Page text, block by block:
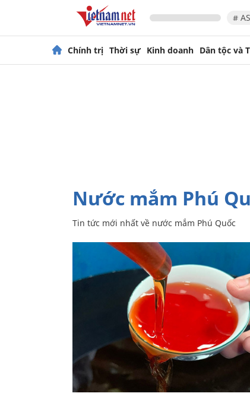
#
Chính trị Thời sự Kinh doanh Dân tộc và
nước mắm Phú
Tin tức mới nhất về nước mắm Phú Quốc